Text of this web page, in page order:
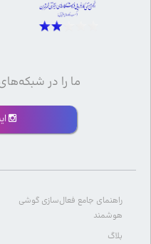
ما را در
راهنمای جامع فعال‌سازی گوشی
هوشمند
بلاگ